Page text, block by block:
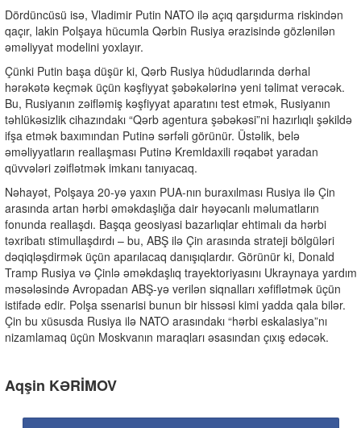
Dördüncüsü isə, Vladimir Putin NATO ilə açıq qarşıdurma riskindən
qaçır, lakin Polşaya hücumla Qərbin Rusiya ərazisində gözlənilən
əməliyyat modelini yoxlayır.
Çünki Putin başa düşür ki, Qərb Rusiya hüdudlarında dərhal
hərəkətə keçmək üçün kəşfiyyat şəbəkələrinə yeni təlimat verəcək.
Bu, Rusiyanın zəifləmiş kəşfiyyat aparatını test etmək, Rusiyanın
təhlükəsizlik cihazındakı “Qərb agentura şəbəkəsi”ni hazırlıqlı şəkildə
ifşa etmək baxımından Putinə sərfəli görünür. Üstəlik, belə
əməliyyatların reallaşması Putinə Kremldaxili rəqabət yaradan
qüvvələri zəiflətmək imkanı tanıyacaq.
Nəhayət, Polşaya 20-yə yaxın PUA-nın buraxılması Rusiya ilə Çin
arasında artan hərbi əməkdaşlığa dair həyəcanlı məlumatların
fonunda reallaşdı. Başqa geosiyasi bazarlıqlar ehtimalı da hərbi
təxribatı stimullaşdırdı – bu, ABŞ ilə Çin arasında strateji bölgüləri
dəqiqləşdirmək üçün aparılacaq danışıqlardır. Görünür ki, Donald
Tramp Rusiya və Çinlə əməkdaşlıq trayektoriyasını Ukraynaya yardım
məsələsində Avropadan ABŞ-yə verilən siqnalları xəfiflətmək üçün
istifadə edir. Polşa ssenarisi bunun bir hissəsi kimi yadda qala bilər.
Çin bu xüsusda Rusiya ilə NATO arasındakı “hərbi eskalasiya”nı
nizamlamaq üçün Moskvanın maraqları əsasından çıxış edəcək.
Aqşin KƏRİMOV